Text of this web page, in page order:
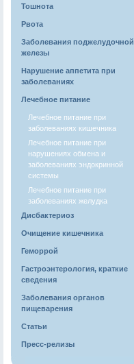
Тошнота
Рвота
Заболевания поджелудочной
железы
Нарушение аппетита при
заболеваниях
Лечебное питание
Лечебное питание при
заболеваниях кишечника
Лечебное питание при
нарушениях обмена и
заболеваниях эндокринной
системы
Лечебное питание при
заболеваниях желудка
Дисбактериоз
Очищение кишечника
Геморрой
Гастроэнтерология, краткие
сведения
Заболевания органов
пищеварения
Статьи
Пресс-релизы